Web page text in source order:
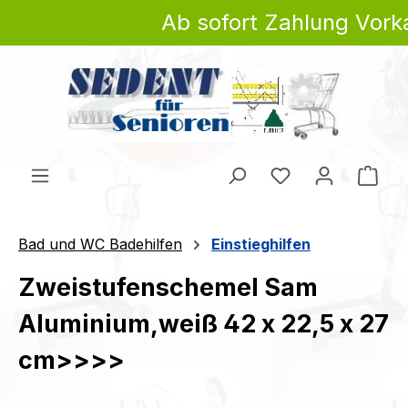
Zum Hauptinhalt springenAb sofort Zahlung
Du hast 0
Bad und WC Badehilfen Einstieghilfen
Zweistufenschemel Sam
Aluminium,weiß 42 x 22,5 x 27
cm>>>>